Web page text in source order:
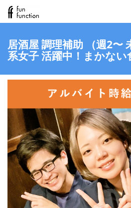
居酒屋 調理補助 （週2〜
系女子 活躍中！まかない